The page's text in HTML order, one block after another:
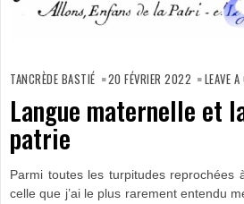
TANCRÈDE BASTIÉ 20 FÉVRIER 2022 LEAVE
Langue maternelle et
patrie
Parmi toutes les turpitudes reprochées
celle que j’ai le plus rarement entendu